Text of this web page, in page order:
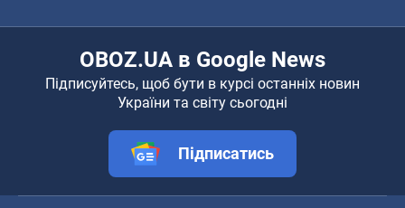
OBOZ.UA в Google News
Підписуйтесь, щоб бути в курсі останніх новин
України та світу сьогодні
Підписатись